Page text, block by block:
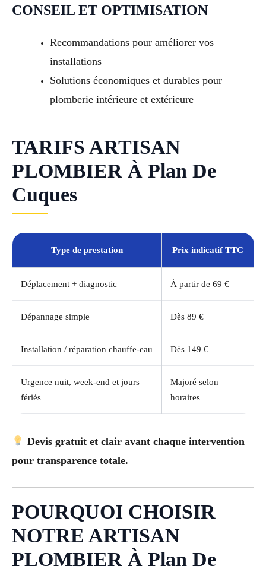
CONSEIL ET OPTIMISATION
Recommandations pour améliorer vos
installations
Solutions économiques et durables pour
plomberie intérieure et extérieure
TARIFS ARTISAN
PLOMBIER À Plan De
Cuques
Type de prestation Prix indicatif TTC
Déplacement + diagnostic À partir de 69 €
Dépannage simple Dès 89 €
Installation / réparation chauffe-eau Dès 149 €
Urgence nuit, week-end et jours
fériés
Majoré selon
horaires
Devis gratuit et clair avant chaque intervention
pour transparence totale.
POURQUOI CHOISIR
NOTRE ARTISAN
PLOMBIER À Plan De